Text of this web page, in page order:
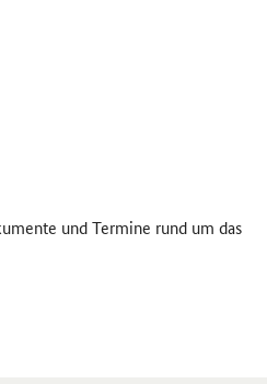
und Termine rund um das